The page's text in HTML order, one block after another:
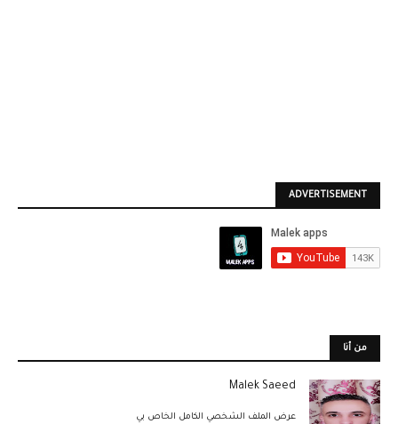
ADVERTISEMENT
من أنا
Malek Saeed
عرض الملف الشخصي الكامل الخاص بي